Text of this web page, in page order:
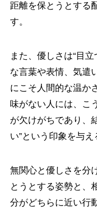
距離を保とうとする
す。
また、優しさは“目
な言葉や表情、気遣
にこそ人間的な温か
味がない人には、こ
が欠けがちであり、
い”という印象を与え
無関心と優しさを分
とうとする姿勢と、
分がどちらに近い行